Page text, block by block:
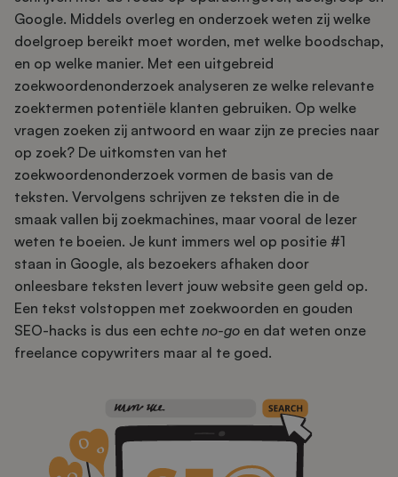
Google. Middels overleg en onderzoek weten zij welke
doelgroep bereikt moet worden, met welke boodschap,
en op welke manier. Met een uitgebreid
zoekwoordenonderzoek analyseren ze welke relevante
zoektermen potentiële klanten gebruiken. Op welke
vragen zoeken zij antwoord en waar zijn ze precies naar
op zoek? De uitkomsten van het
zoekwoordenonderzoek vormen de basis van de
teksten. Vervolgens schrijven ze teksten die in de
smaak vallen bij zoekmachines, maar vooral de lezer
weten te boeien. Je kunt immers wel op positie #1
staan in Google, als bezoekers afhaken door
onleesbare teksten levert jouw website geen geld op.
Een tekst volstoppen met zoekwoorden en gouden
SEO-hacks is dus een echte no-go en dat weten onze
freelance copywriters maar al te goed.